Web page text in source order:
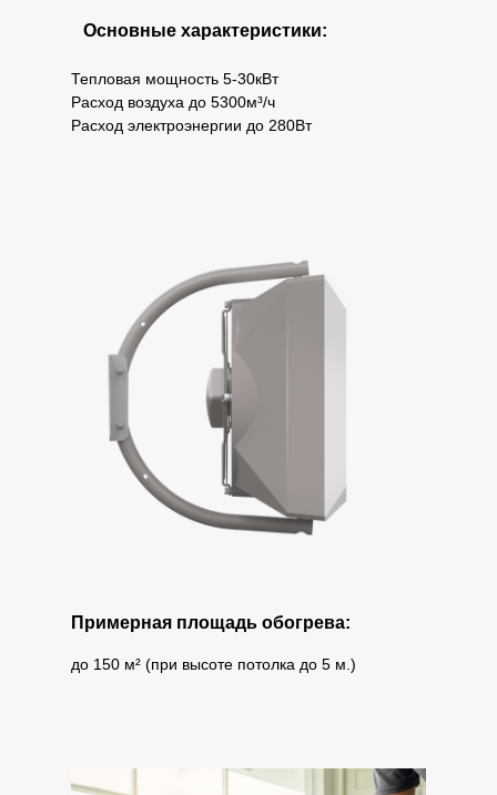
Основные характеристики:
Примерная площадь обогрева:
Тепловая мощность 5-30кВт
Расход воздуха до 5300м³/ч
Расход электроэнергии до 280Вт
до 150 м² (при высоте потолка до 5 м.)